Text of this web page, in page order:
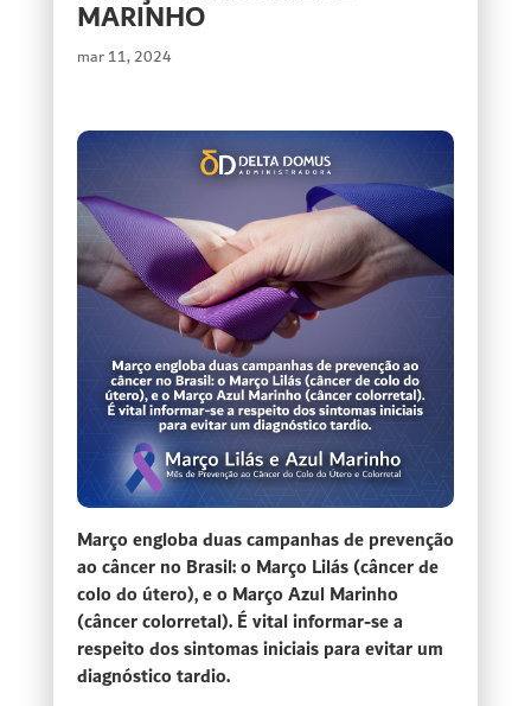
MARINHO
mar 11, 2024
Março engloba duas campanhas de prevenção
ao câncer no Brasil: o Março Lilás (câncer de
colo do útero), e o Março Azul Marinho
(câncer colorretal). É vital informar-se a
respeito dos sintomas iniciais para evitar um
diagnóstico tardio.